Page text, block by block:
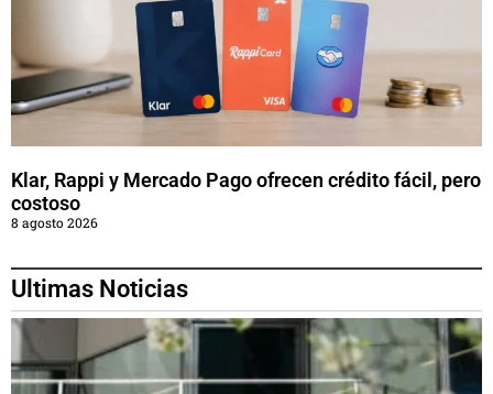
Klar, Rappi y Mercado Pago ofrecen crédito fácil, pero
costoso
8 agosto 2026
Ultimas Noticias